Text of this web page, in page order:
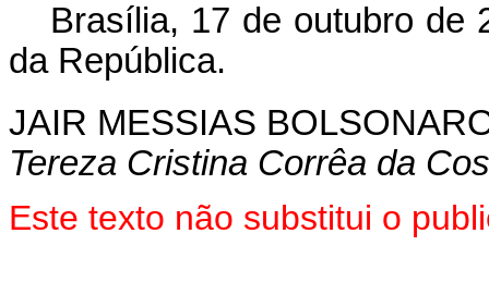
Brasília, 17 de outubro de
da República.
JAIR MESSIAS
Tereza Cristina Corrêa da
Este texto não substitui o